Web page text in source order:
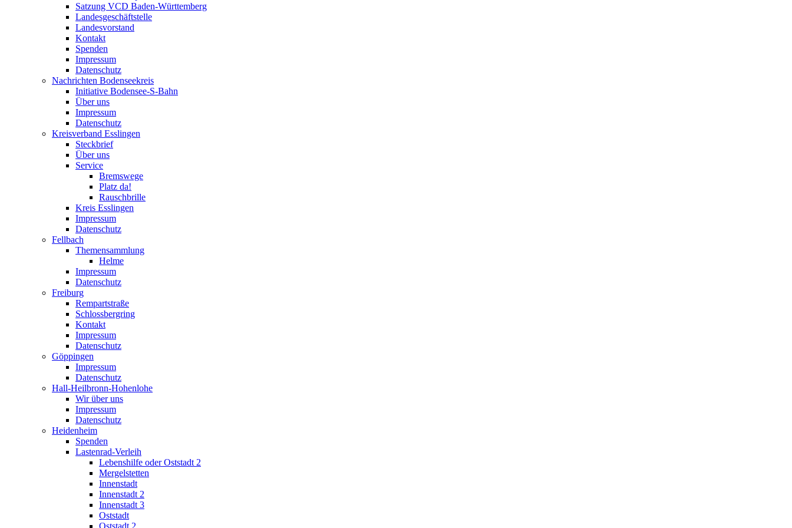
Satzung VCD Baden-Württemberg
Landesgeschäftstelle
Landesvorstand
Kontakt
Spenden
Impressum
Datenschutz
Nachrichten Bodenseekreis
Initiative Bodensee-S-Bahn
Über uns
Impressum
Datenschutz
Kreisverband Esslingen
Steckbrief
Über uns
Service
Bremswege
Platz da!
Rauschbrille
Kreis Esslingen
Impressum
Datenschutz
Fellbach
Themensammlung
Helme
Impressum
Datenschutz
Freiburg
Rempartstraße
Schlossbergring
Kontakt
Impressum
Datenschutz
Göppingen
Impressum
Datenschutz
Hall-Heilbronn-Hohenlohe
Wir über uns
Impressum
Datenschutz
Heidenheim
Spenden
Lastenrad-Verleih
Lebenshilfe oder Oststadt 2
Mergelstetten
Innenstadt
Innenstadt 2
Innenstadt 3
Oststadt
Oststadt 2